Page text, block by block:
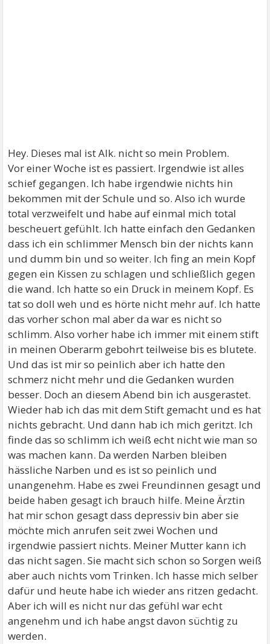
Hey. Dieses mal ist Alk. nicht so mein Problem.
Vor einer Woche ist es passiert. Irgendwie ist alles
schief gegangen. Ich habe irgendwie nichts hin
bekommen mit der Schule und so. Also ich wurde
total verzweifelt und habe auf einmal mich total
bescheuert gefühlt. Ich hatte einfach den Gedanken
dass ich ein schlimmer Mensch bin der nichts kann
und dumm bin und so weiter. Ich fing an mein Kopf
gegen ein Kissen zu schlagen und schließlich gegen
die wand. Ich hatte so ein Druck in meinem Kopf. Es
tat so doll weh und es hörte nicht mehr auf. Ich hatte
das vorher schon mal aber da war es nicht so
schlimm. Also vorher habe ich immer mit einem stift
in meinen Oberarm gebohrt teilweise bis es blutete.
Und das ist mir so peinlich aber ich hatte den
schmerz nicht mehr und die Gedanken wurden
besser. Doch an diesem Abend bin ich ausgerastet.
Wieder hab ich das mit dem Stift gemacht und es hat
nichts gebracht. Und dann hab ich mich geritzt. Ich
finde das so schlimm ich weiß echt nicht wie man so
was machen kann. Da werden Narben bleiben
hässliche Narben und es ist so peinlich und
unangenehm. Habe es zwei Freundinnen gesagt und
beide haben gesagt ich brauch hilfe. Meine Ärztin
hat mir schon gesagt dass depressiv bin aber sie
möchte mich anrufen seit zwei Wochen und
irgendwie passiert nichts. Meiner Mutter kann ich
das nicht sagen. Sie macht sich schon so Sorgen weiß
aber auch nichts vom Trinken. Ich hasse mich selber
dafür und heute habe ich wieder ans ritzen gedacht.
Aber ich will es nicht nur das gefühl war echt
angenehm und ich habe angst davon süchtig zu
werden.